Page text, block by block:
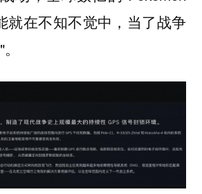
就在不知不觉中，当了战争